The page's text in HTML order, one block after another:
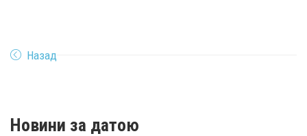
Назад
Новини за датою